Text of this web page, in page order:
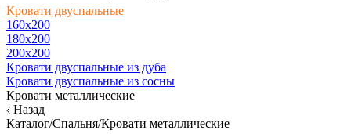
Кровати двуспальные
160х200
180x200
200x200
Кровати двуспальные из дуба
Кровати двуспальные из сосны
Кровати металлические
Назад
Каталог/Спальня/Кровати металлические